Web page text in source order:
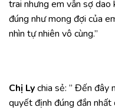
trai nhưng em vẫn sợ
đúng như mong đợi của
nhìn tự nhiên vô cùng.”
Chị Lychia sẻ: ” Đến đây
quyết định đúng đắn